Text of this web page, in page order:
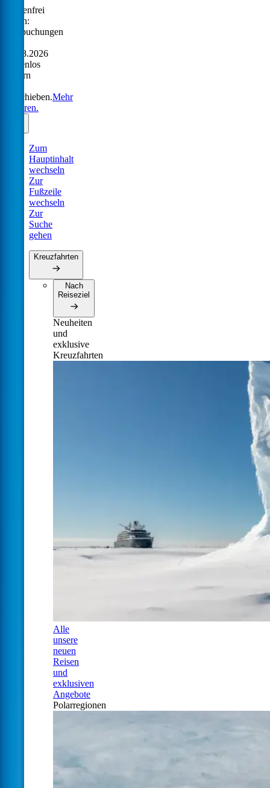
Sorgenfrei
reisen:
Neubuchungen
31.08.2026
kostenlos
ändern
verschieben.Mehr
erfahren.
Zum
Hauptinhalt
wechseln
Zur
Fußzeile
wechseln
Zur
Suche
gehen
Kreuzfahrten
Nach
Reiseziel
Neuheiten
und
exklusive
Kreuzfahrten
Alle
unsere
neuen
Reisen
und
exklusiven
Angebote
Polarregionen